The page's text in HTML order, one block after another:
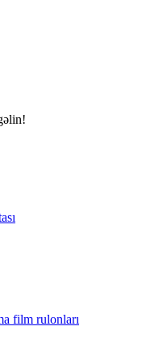
film rulonları